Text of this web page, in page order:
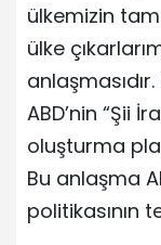
ülkemizin tam
ülke
ABD’nin “Şii
oluşturma
Bu anlaşma
politikasının